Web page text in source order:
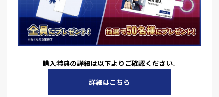
購入特典の詳細は以下よりご確認ください。
詳細はこちら